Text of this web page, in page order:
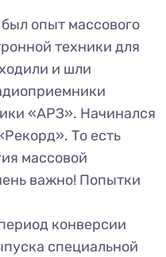
опыт массового
техники для
и шли
«АРЗ». Начинался
То есть
массовой
важно! Попытки
конверсии
специальной